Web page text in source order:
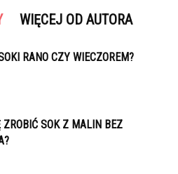
WIĘCEJ OD AUTORA
RANO CZY WIECZOREM?
SOK Z MALIN BEZ